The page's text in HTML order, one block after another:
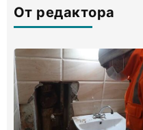
От редактора